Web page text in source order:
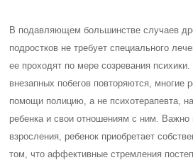
В подавляющем большинстве случаев
подростков не требует специального
ее проходят по мере созревания
внезапных побегов повторяются, многие
помощи полицию, а не психотерапевта,
ребенка и свои отношениям с ним. Важно
взросления, ребенок приобретает
том, что аффективные стремления